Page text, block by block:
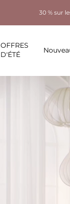
30 % sur
OFFRES
D'ÉTÉ